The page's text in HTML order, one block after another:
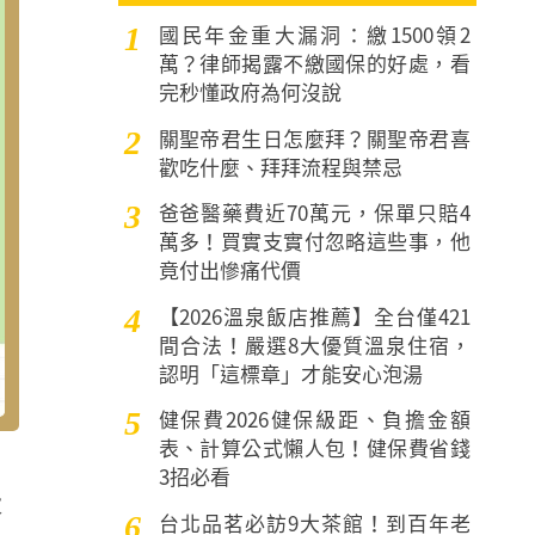
1
國民年金重大漏洞：繳1500領2
萬？律師揭露不繳國保的好處，看
完秒懂政府為何沒說
2
關聖帝君生日怎麼拜？關聖帝君喜
歡吃什麼、拜拜流程與禁忌
3
爸爸醫藥費近70萬元，保單只賠4
萬多！買實支實付忽略這些事，他
竟付出慘痛代價
4
【2026溫泉飯店推薦】全台僅421
間合法！嚴選8大優質溫泉住宿，
認明「這標章」才能安心泡湯
5
健保費2026健保級距、負擔金額
表、計算公式懶人包！健保費省錢
3招必看
6 台北品茗必訪9大茶館！到百年老